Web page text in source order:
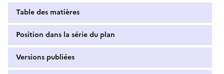
Table des matières
Position dans la série du plan
Versions publiées